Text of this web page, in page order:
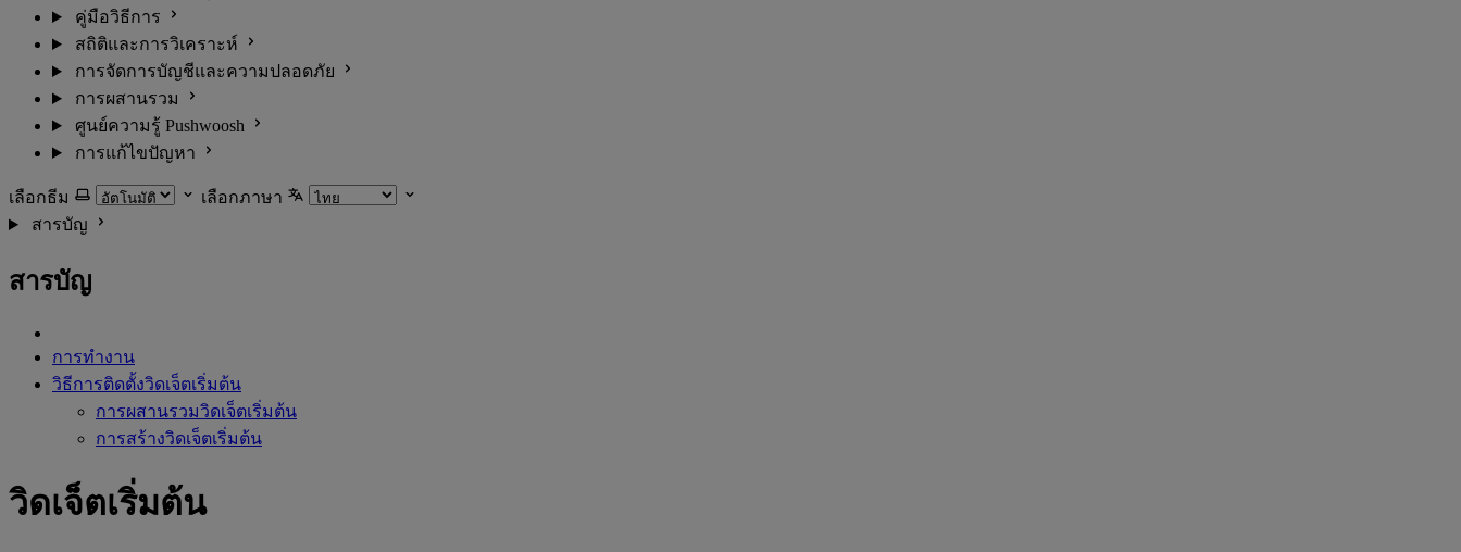
คู่มือวิธีการ
สถิติและการวิเคราะห์
การจัดการบัญชีและความปลอดภัย
การผสานรวม
ศูนย์ความรู้ Pushwoosh
การแก้ไขปัญหา
เลือกธีม
เลือกภาษา
สารบัญ
สารบัญ
การทำงาน
วิธีการติดตั้งวิดเจ็ตเริ่มต้น
การผสานรวมวิดเจ็ตเริ่มต้น
การสร้างวิดเจ็ตเริ่มต้น
วิดเจ็ตเริ่มต้น